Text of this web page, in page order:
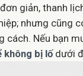
giản, thanh
nhưng cũng
Nếu bạn
không bị lốdưới